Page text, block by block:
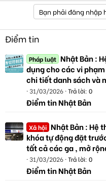
Bạn phải đăng nhập
Điểm tin
Pháp luật Nhật Bản :
dụng cho các vi
chi tiết danh sách và
31/03/2026 Trả lời: 0
Điểm tin Nhật Bản
Xã hội Nhật Bản : Hệ
khóa tự động đặt
tất cả các ga , mở
31/03/2026 Trả lời: 0
Điểm tin Nhật Bản